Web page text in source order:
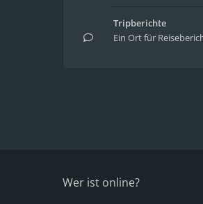
Tripberichte
Ein Ort für
Wer ist online?